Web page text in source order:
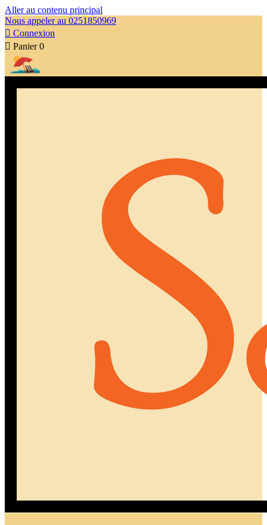
Aller au contenu principal
Nous appeler au 0251850969
 Connexion
 Panier 0